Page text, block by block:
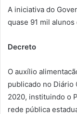
A iniciativa do
quase 91 mil
Decreto
O auxílio
publicado no Diário
2020, instituindo o
rede pública